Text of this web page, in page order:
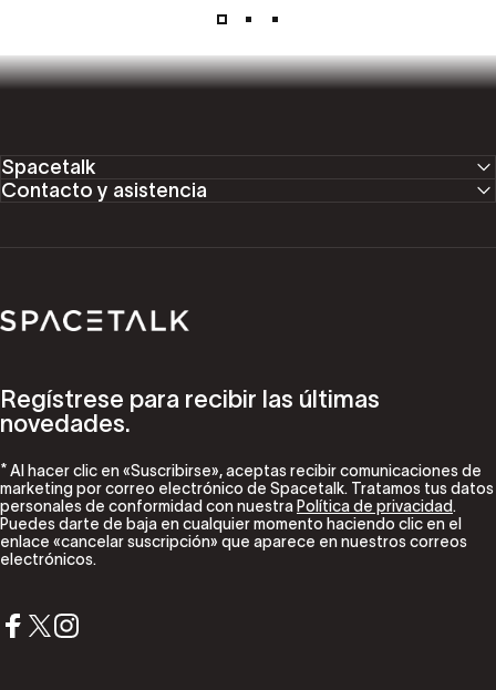
Spacetalk
Contacto y asistencia
Spacetalk
Regístrese para recibir las últimas
novedades.
* Al hacer clic en «Suscribirse», aceptas recibir comunicaciones de
marketing por correo electrónico de Spacetalk. Tratamos tus datos
personales de conformidad con nuestra Política de privacidad.
Puedes darte de baja en cualquier momento haciendo clic en el
enlace «cancelar suscripción» que aparece en nuestros correos
electrónicos.